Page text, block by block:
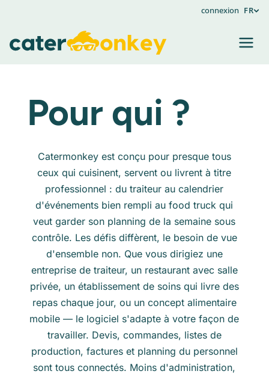
connexion FR
Pour qui ?
Catermonkey est conçu pour presque tous
ceux qui cuisinent, servent ou livrent à titre
professionnel : du traiteur au calendrier
d'événements bien rempli au food truck qui
veut garder son planning de la semaine sous
contrôle. Les défis diffèrent, le besoin de vue
d'ensemble non. Que vous dirigiez une
entreprise de traiteur, un restaurant avec salle
privée, un établissement de soins qui livre des
repas chaque jour, ou un concept alimentaire
mobile — le logiciel s'adapte à votre façon de
travailler. Devis, commandes, listes de
production, factures et planning du personnel
sont tous connectés. Moins d'administration,